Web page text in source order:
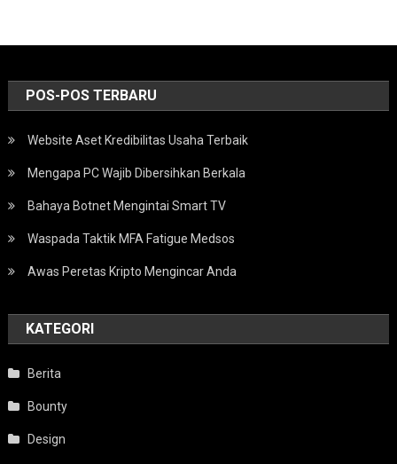
POS-POS TERBARU
Website Aset Kredibilitas Usaha Terbaik
Mengapa PC Wajib Dibersihkan Berkala
Bahaya Botnet Mengintai Smart TV
Waspada Taktik MFA Fatigue Medsos
Awas Peretas Kripto Mengincar Anda
KATEGORI
Berita
Bounty
Design